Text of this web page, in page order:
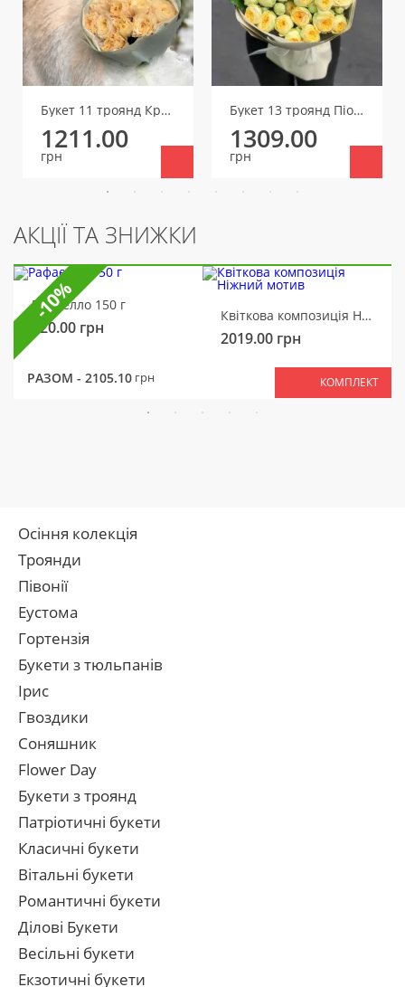
Букет 11 троянд Крем Фрагранс
1211.00
грн
Букет 13 троянд Піоні Баблз
1309.00
грн
АКЦІЇ ТА ЗНИЖКИ
Рафаелло 150 г
320.00 грн
Квіткова композиція Ніжний мотив
2019.00 грн
РАЗОМ - 2105.10 грн КОМПЛЕКТ
-10%
Осіння колекція
Троянди
Півонії
Еустома
Гортензія
Букети з тюльпанів
Ірис
Гвоздики
Соняшник
Flower Day
Букети з троянд
Патріотичні букети
Класичні букети
Вітальні букети
Романтичні букети
Ділові Букети
Весільні букети
Екзотичні букети